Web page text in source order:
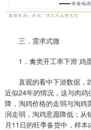
三．需求式微
1．禽类开工率下滑 鸡
直观的看中下游数据，
近似24年的情况，这与肉
降，淘鸡价格的走弱与淘鸡
润走弱，淘鸡意愿降低；从
月11日的旺季备货中，样